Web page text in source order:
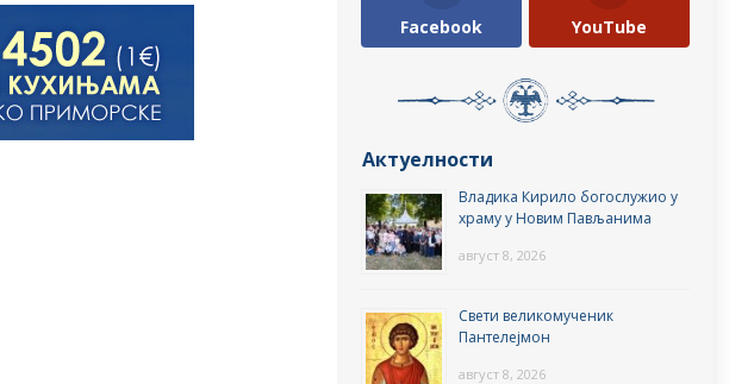
Facebook YouTube
Актуелности
Владика Кирило богослужио у
храму у Новим Пављанима
август 8, 2026
Свети великомученик
Пантелејмон
август 8, 2026